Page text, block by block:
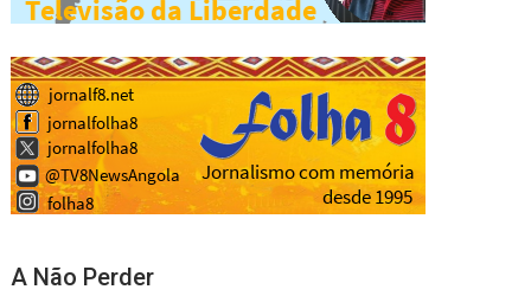
A Não Perder